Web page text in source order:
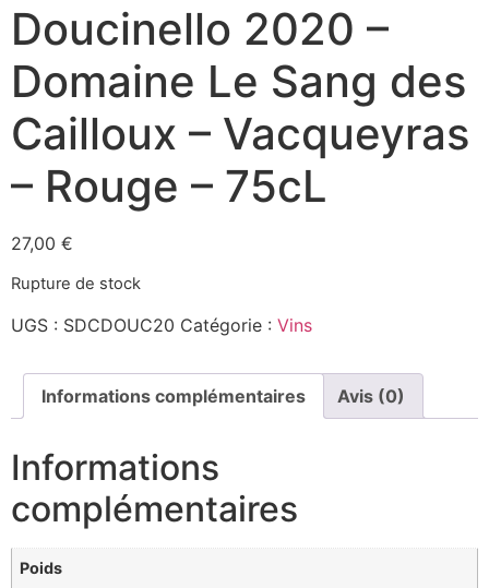
Doucinello 2020 –
Domaine Le Sang des
Cailloux – Vacqueyras
– Rouge – 75cL
27,00 €
Rupture de stock
UGS : SDCDOUC20 Catégorie : Vins
Informations complémentaires Avis (0)
Informations
complémentaires
Poids